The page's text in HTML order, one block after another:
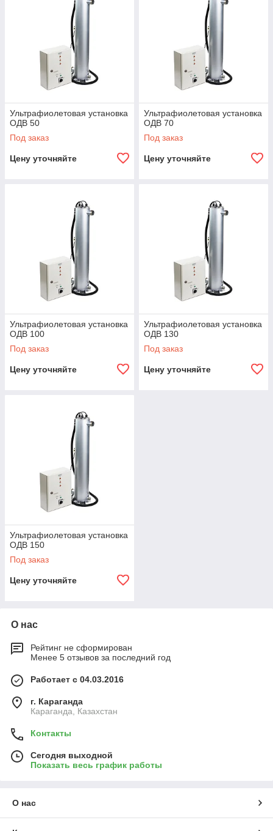
Ультрафиолетовая установка
ОДВ 50
Под заказ
Цену уточняйте
Ультрафиолетовая установка
ОДВ 70
Под заказ
Цену уточняйте
Ультрафиолетовая установка
ОДВ 100
Под заказ
Цену уточняйте
Ультрафиолетовая установка
ОДВ 130
Под заказ
Цену уточняйте
Ультрафиолетовая установка
ОДВ 150
Под заказ
Цену уточняйте
О нас
Рейтинг не сформирован
Менее 5 отзывов за последний год
Работает с 04.03.2016
г. Караганда
Караганда, Казахстан
Контакты
Сегодня выходной
Показать весь график работы
О нас